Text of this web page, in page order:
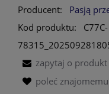
Producent:
Pasją
Kod produktu:
C77C-
zapytaj o produkt
poleć znajomemu